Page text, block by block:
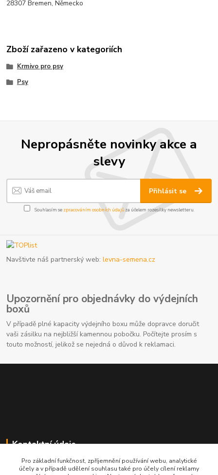
28307 Bremen, Německo
Zboží zařazeno v kategoriích
Krmivo pro psy
Psy
Nepropásněte novinky akce a
slevy
Přihlásit se
Souhlasím se zpracováním osobních údajůza účelem rozesílky newsletteru.
Navštivte náš partnerský web:levna-semena.cz
Upozornění pro objednávky do výdejních
boxů
V případě plné kapacity výdejního boxu může dopravce doručit
vaši zásilku na nejbližší kamennou pobočku. Počítejte prosím s
touto možností, jelikož se nejedná o důvod k reklamaci.
Kontaktní údaje
704691325
Pro základní funkčnost, zpříjemnění používání webu, analytické
účely a v případě udělení souhlasu také pro účely cílení reklamy